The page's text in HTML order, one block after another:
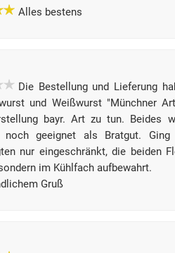
Alles bestens
Die Bestellung und Lieferung
und Weißwurst "Münchner
bayr. Art zu tun. Beides
noch geeignet als Bratgut.
nur eingeschränkt, die beiden
im Kühlfach aufbewahrt.
Gruß